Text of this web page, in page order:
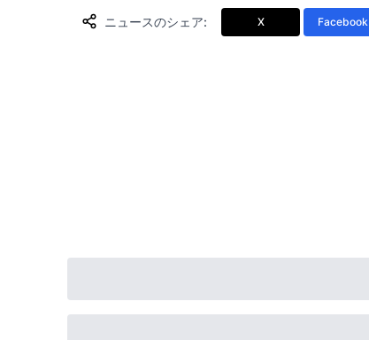
ニュースのシェア: X Facebook